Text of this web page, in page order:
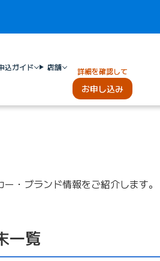
込ガイド 店舗 詳細を確認して
お申し込み
・ブランド情報をご紹介します。
一覧